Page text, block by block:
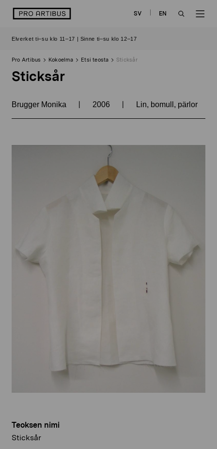
sisältöön
logo SV
EN
Elverket ti–su klo 11–17 | Sinne ti–su klo 12–17
Pro Artibus Kokoelma Etsi teosta Sticksår
Sticksår
Brugger Monika | 2006 | Lin, bomull, pärlor
Teoksen nimi
Sticksår